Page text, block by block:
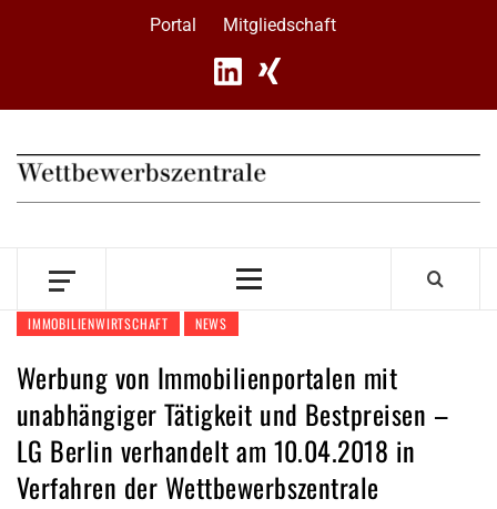
Portal Mitgliedschaft
Primary
IMMOBILIENWIRTSCHAFT NEWS
Werbung von Immobilienportalen mit
unabhängiger Tätigkeit und Bestpreisen –
LG Berlin verhandelt am 10.04.2018 in
Verfahren der Wettbewerbszentrale